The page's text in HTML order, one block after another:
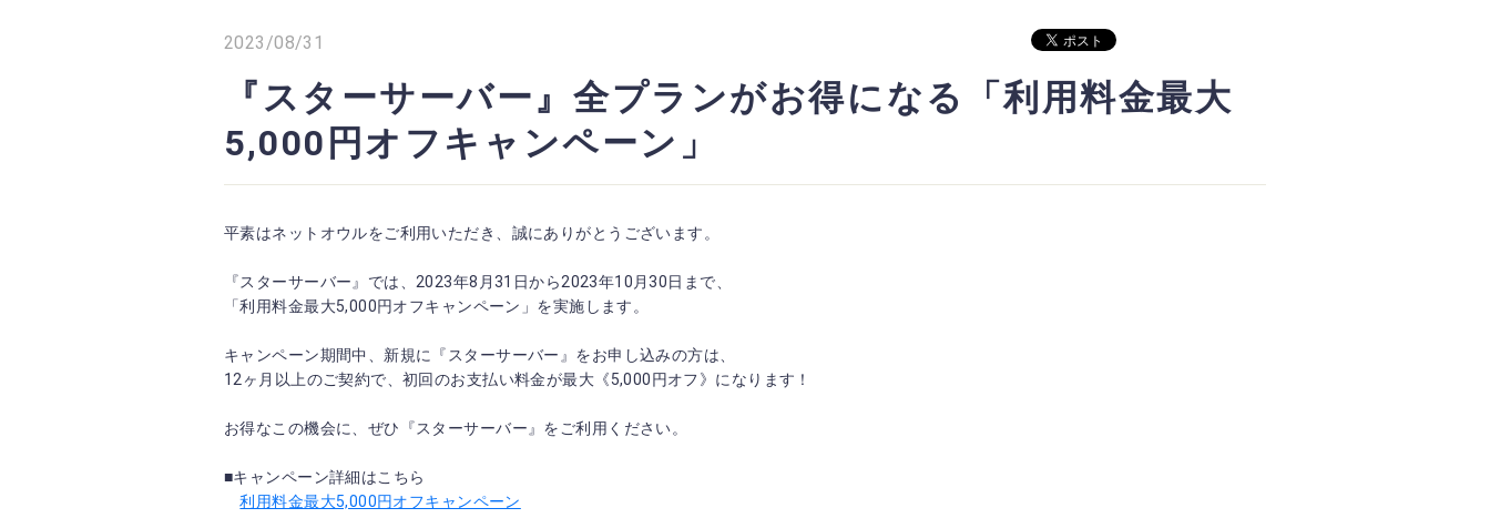
2023/08/31
『スターサーバー』全プランがお得になる「利用料金最大
5,000円オフキャンペーン」
平素はネットオウルをご利用いただき、誠にありがとうございます。
『スターサーバー』では、2023年8月31日から2023年10月30日まで、
「利用料金最大5,000円オフキャンペーン」を実施します。
キャンペーン期間中、新規に『スターサーバー』をお申し込みの方は、
12ヶ月以上のご契約で、初回のお支払い料金が最大《5,000円オフ》になります！
お得なこの機会に、ぜひ『スターサーバー』をご利用ください。
■キャンペーン詳細はこちら
利用料金最大5,000円オフキャンペーン